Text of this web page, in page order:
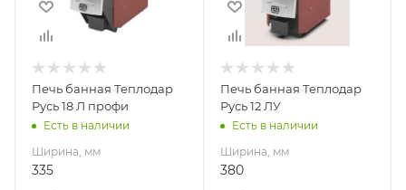
820
Материал
Нержавеющая
сталь
Вид топлива
Диаметр дымохода,
Печь банная Теплодар
Русь 18 Л профи
Есть в наличии
Ширина, мм
335
830
Материал
Нержавеющая
сталь
Вид топлива
Диаметр дымохода,
Печь банная Теплодар
Русь 12 ЛУ
Есть в наличии
Ширина, мм
380